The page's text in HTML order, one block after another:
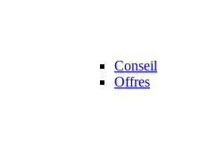
Conseil
Offres